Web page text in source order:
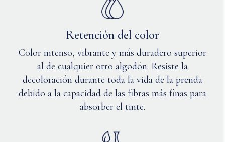
Retención del color
Color intenso, vibrante y más duradero superior
al de cualquier otro algodón. Resiste la
decoloración durante toda la vida de la prenda
debido a la capacidad de las fibras más finas para
absorber el tinte.